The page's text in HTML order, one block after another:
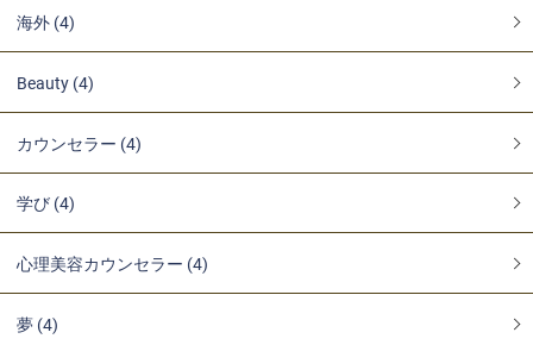
海外 (4)
Beauty (4)
カウンセラー (4)
学び (4)
心理美容カウンセラー (4)
夢 (4)